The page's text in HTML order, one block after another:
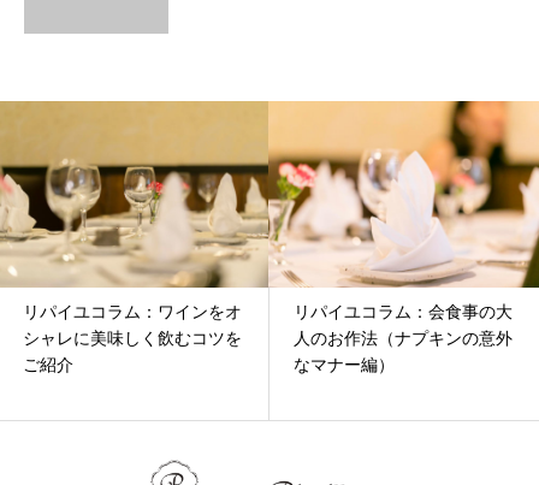
リパイユコラム：ワインをオ
シャレに美味しく飲むコツを
ご紹介
リパイユコラム：会食事の大
人のお作法（ナプキンの意外
なマナー編）